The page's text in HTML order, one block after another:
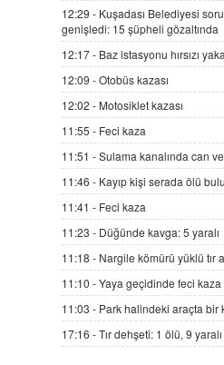
Alınmalı?
9.12.2025 10:11
İNCİ GÜL
Trump Keşke
06.07.2026 13:00
ADEM AKÖL
Esed
Şamar:
11.12.2024 12:30
DR. EKREM
Gerçek Ne,
Yürüyoruz"
19.07.2025 12:45
GÖNÜL
12:29 - Kuşadası Belediyesi
genişledi: 15 şüpheli gözaltında
12:17 - Baz istasyonu hırsızı
12:09 -Otobüs kazası
12:02 - Motosiklet kazası
11:55 - Feci kaza
11:51 -Sulama kanalında can
11:46 - Kayıp kişi serada ölü
11:41 - Feci kaza
11:23 - Düğünde kavga: 5 yaralı
11:18 - Nargile kömürü yüklü tır
11:10 -Yaya geçidinde feci kaza
11:03 - Park halindeki araçta bir
17:16 -Tır dehşeti: 1 ölü, 9 yaralı